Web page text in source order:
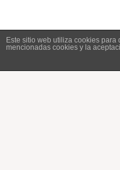
Este sitio web utiliza cookies
mencionadas cookies y la